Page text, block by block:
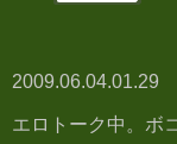
2009.06.04.01.29
エロトーク中。ボ